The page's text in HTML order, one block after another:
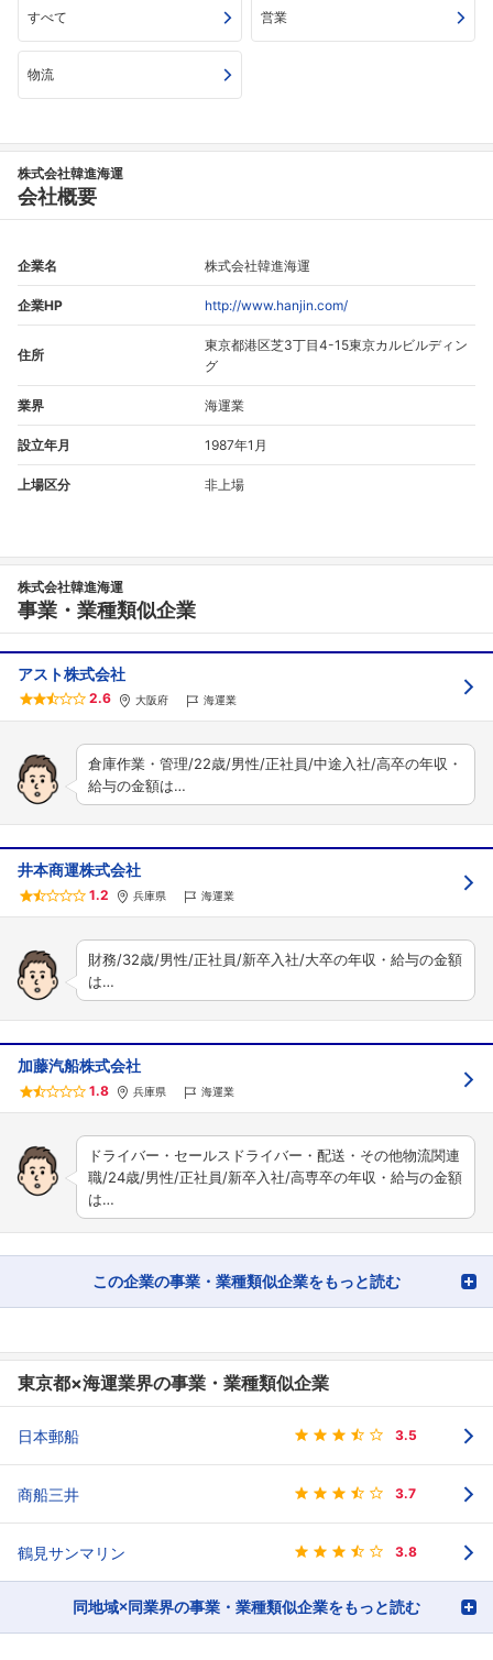
すべて 営業
物流
株式会社韓進海運
会社概要
企業名 株式会社韓進海運
企業HP http://www.hanjin.com/
住所
東京都港区芝3丁目4-15東京カルビルディン
グ
業界 海運業
設立年月 1987年1月
上場区分 非上場
株式会社韓進海運
事業・業種類似企業
アスト株式会社
2.6 大阪府 海運業
倉庫作業・管理/22歳/男性/正社員/中途入社/高卒の年収・
給与の金額は…
井本商運株式会社
1.2 兵庫県 海運業
財務/32歳/男性/正社員/新卒入社/大卒の年収・給与の金額
は…
加藤汽船株式会社
1.8 兵庫県 海運業
ドライバー・セールスドライバー・配送・その他物流関連
職/24歳/男性/正社員/新卒入社/高専卒の年収・給与の金額
は…
この企業の事業・業種類似企業をもっと読む
東京都×海運業界の事業・業種類似企業
日本郵船 3.5
商船三井 3.7
鶴見サンマリン 3.8
同地域×同業界の事業・業種類似企業をもっと読む